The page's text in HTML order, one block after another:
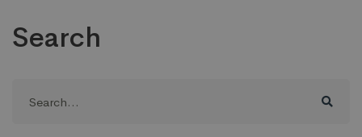
Search
for: